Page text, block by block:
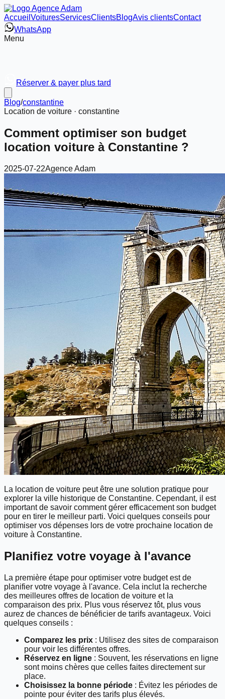
Accueil VoituresServicesClientsBlogAvis clientsContact
WhatsApp
Menu
Réserver & payer plus tard
Blog/constantine
Location de voiture · constantine
Comment optimiser son budget
location voiture à Constantine ?
2025-07-22Agence Adam
La location de voiture peut être une solution pratique pour
explorer la ville historique de Constantine. Cependant, il est
important de savoir comment gérer efficacement son budget
pour en tirer le meilleur parti. Voici quelques conseils pour
optimiser vos dépenses lors de votre prochaine location de
voiture à Constantine.
Planifiez votre voyage à l'avance
La première étape pour optimiser votre budget est de
planifier votre voyage à l'avance. Cela inclut la recherche
des meilleures offres de location de voiture et la
comparaison des prix. Plus vous réservez tôt, plus vous
aurez de chances de bénéficier de tarifs avantageux. Voici
quelques conseils :
Comparez les prix : Utilisez des sites de comparaison
pour voir les différentes offres.
Réservez en ligne : Souvent, les réservations en ligne
sont moins chères que celles faites directement sur
place.
Choisissez la bonne période : Évitez les périodes de
pointe pour éviter des tarifs plus élevés.